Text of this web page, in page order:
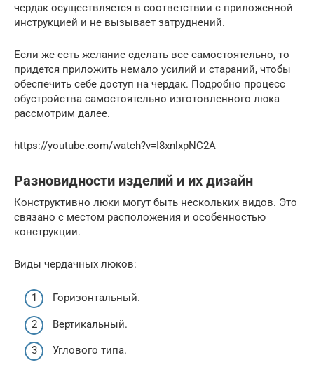
чердак осуществляется в соответствии с приложенной
инструкцией и не вызывает затруднений.
Если же есть желание сделать все самостоятельно, то
придется приложить немало усилий и стараний, чтобы
обеспечить себе доступ на чердак. Подробно процесс
обустройства самостоятельно изготовленного люка
рассмотрим далее.
https://youtube.com/watch?v=I8xnlxpNC2A
Разновидности изделий и их дизайн
Конструктивно люки могут быть нескольких видов. Это
связано с местом расположения и особенностью
конструкции.
Виды чердачных люков:
Горизонтальный.
Вертикальный.
Углового типа.